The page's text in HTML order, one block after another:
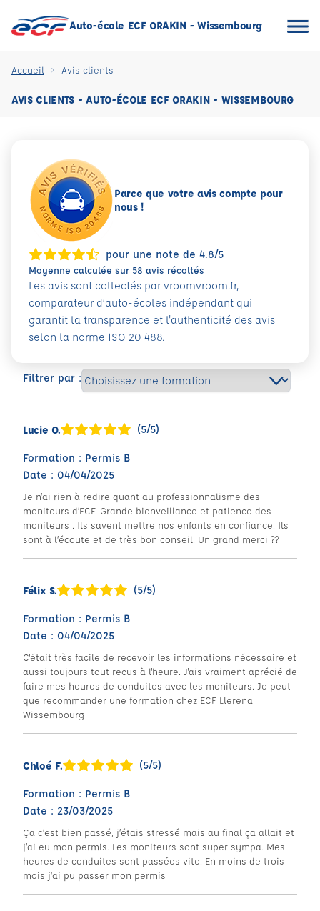
Auto-école ECF ORAKIN - Wissembourg
Accueil Avis clients
AVIS CLIENTS - AUTO-ÉCOLE ECF ORAKIN - WISSEMBOURG
Filtrer par :
Lucie O. (5/5)
Formation : Permis B
Date : 04/04/2025
Je n’ai rien à redire quant au professionnalisme des
moniteurs d’ECF. Grande bienveillance et patience des
moniteurs . Ils savent mettre nos enfants en confiance. Ils
sont à l’écoute et de très bon conseil. Un grand merci ??
Félix S. (5/5)
Formation : Permis B
Date : 04/04/2025
C'était très facile de recevoir les informations nécessaire et
aussi toujours tout recus à l'heure. J'ais vraiment aprécié de
faire mes heures de conduites avec les moniteurs. Je peut
que recommander une formation chez ECF Llerena
Wissembourg
Chloé F. (5/5)
Formation : Permis B
Date : 23/03/2025
Ça c’est bien passé, j’étais stressé mais au final ça allait et
j’ai eu mon permis. Les moniteurs sont super sympa. Mes
heures de conduites sont passées vite. En moins de trois
mois j’ai pu passer mon permis
Parce que votre avis compte pour
nous !
pour une note de 4.8/5
Moyenne calculée sur 58 avis récoltés
Les avis sont collectés par vroomvroom.fr,
comparateur d’auto-écoles indépendant qui
garantit la transparence et l'authenticité des avis
selon la norme ISO 20 488.